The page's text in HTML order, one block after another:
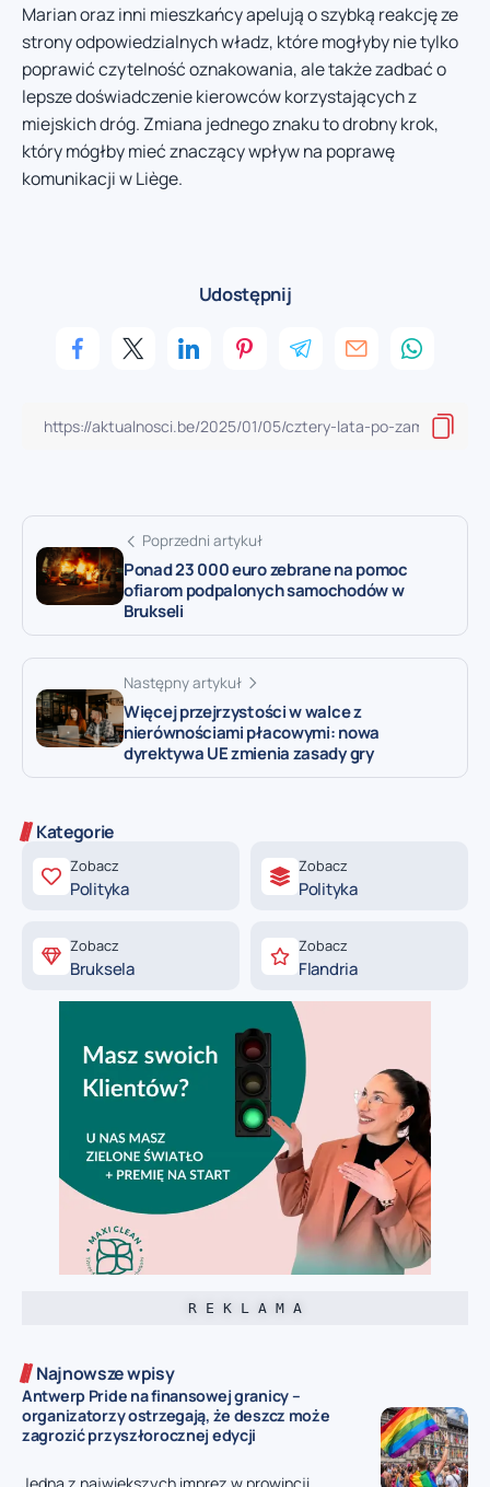
Marian oraz inni mieszkańcy apelują o szybką reakcję ze
strony odpowiedzialnych władz, które mogłyby nie tylko
poprawić czytelność oznakowania, ale także zadbać o
lepsze doświadczenie kierowców korzystających z
miejskich dróg. Zmiana jednego znaku to drobny krok,
który mógłby mieć znaczący wpływ na poprawę
komunikacji w Liège.
Udostępnij
Poprzedni artykuł
Ponad 23 000 euro zebrane na pomoc
ofiarom podpalonych samochodów w
Brukseli
Następny artykuł
Więcej przejrzystości w walce z
nierównościami płacowymi: nowa
dyrektywa UE zmienia zasady gry
Kategorie
Zobacz
Polityka
Zobacz
Polityka
Zobacz
Bruksela
Zobacz
Flandria
R E K L A M A
Najnowsze wpisy
Antwerp Pride na finansowej granicy –
organizatorzy ostrzegają, że deszcz może
zagrozić przyszłorocznej edycji
Jedna z największych imprez w prowincji